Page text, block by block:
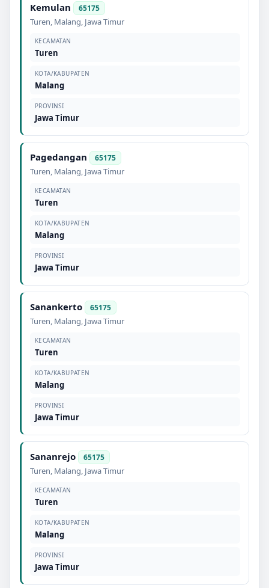
Kemulan 65175
Turen, Malang, Jawa Timur
KECAMATAN
Turen
KOTA/KABUPATEN
Malang
PROVINSI
Jawa Timur
Pagedangan 65175
Turen, Malang, Jawa Timur
KECAMATAN
Turen
KOTA/KABUPATEN
Malang
PROVINSI
Jawa Timur
Sanankerto 65175
Turen, Malang, Jawa Timur
KECAMATAN
Turen
KOTA/KABUPATEN
Malang
PROVINSI
Jawa Timur
Sananrejo 65175
Turen, Malang, Jawa Timur
KECAMATAN
Turen
KOTA/KABUPATEN
Malang
PROVINSI
Jawa Timur